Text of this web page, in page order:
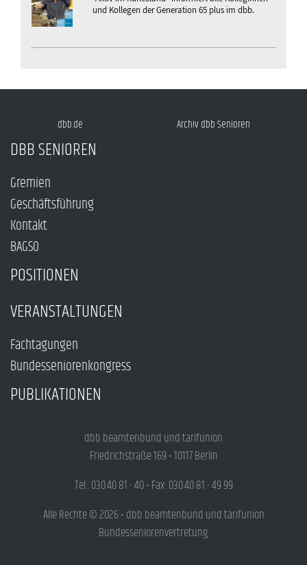
und Kollegen der Generation 65 plus im dbb.
dbb.de Archiv dbb Senioren
DBB SENIOREN
Gremien
Geschäftsführung
Kontakt
BAGSO
POSITIONEN
VERANSTALTUNGEN
Fachtagungen
Bundesseniorenkongress
PUBLIKATIONEN
dbb beamtenbund und tarifunion
Friedrichstraße 169 • 10117 Berlin
Tel.: 030.40 81 - 40 • Fax: 030.40 81 - 49 99
Alle Rechte © 2026 • dbb beamtenbund und tarifunion
Bundesseniorenvertretung